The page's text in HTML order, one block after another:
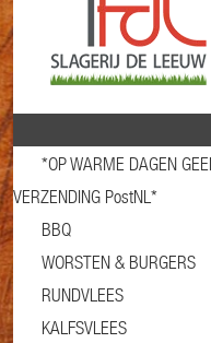
*OP WARME DAGEN
VERZENDING PostNL*
BBQ
WORSTEN & BURGERS
RUNDVLEES
KALFSVLEES